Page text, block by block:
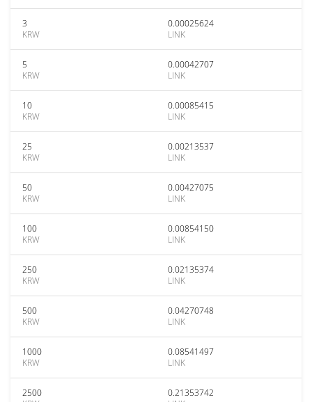
3
KRW
0.00025624
LINK
5
KRW
0.00042707
LINK
10
KRW
0.00085415
LINK
25
KRW
0.00213537
LINK
50
KRW
0.00427075
LINK
100
KRW
0.00854150
LINK
250
KRW
0.02135374
LINK
500
KRW
0.04270748
LINK
1000
KRW
0.08541497
LINK
2500
0.21353742